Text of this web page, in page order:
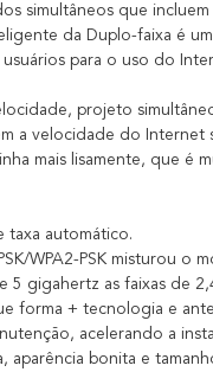
simultâneos que
da Duplo-faixa é
para o uso do
projeto
a velocidade do
mais lisamente, que é
taxa automático.
WPA2-PSK misturou o
5 gigahertz as faixas de
forma + tecnologia e
acelerando a
aparência bonita e